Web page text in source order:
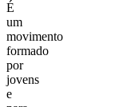
É
um
movimento
formado
por
jovens
e